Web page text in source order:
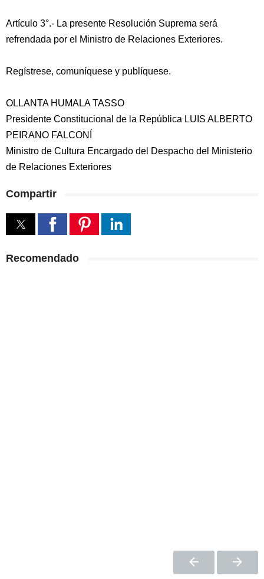
Artículo 3°.- La presente Resolución Suprema será
refrendada por el Ministro de Relaciones Exteriores.
Regístrese, comuníquese y publíquese.
OLLANTA HUMALA TASSO
Presidente Constitucional de la República LUIS ALBERTO
PEIRANO FALCONÍ
Ministro de Cultura Encargado del Despacho del Ministerio
de Relaciones Exteriores
Compartir
Recomendado